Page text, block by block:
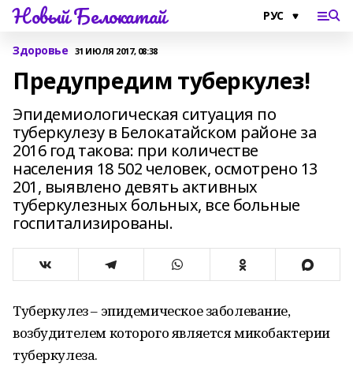
Новый Белокатай
Здоровье 31 ИЮЛЯ 2017, 08:38
Предупредим туберкулез!
Эпидемиологическая ситуация по
туберкулезу в Белокатайском районе за
2016 год такова: при количестве
населения 18 502 человек, осмотрено 13
201, выявлено девять активных
туберкулезных больных, все больные
госпитализированы.
Туберкулез – эпидемическое заболевание,
возбудителем которого является микобактерии
туберкулеза.